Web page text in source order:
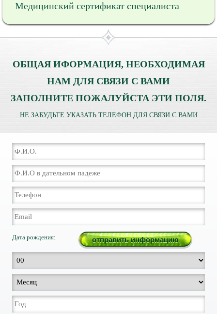
Медицинский сертификат специалиста
ОБЩАЯ ИФОРМАЦИЯ, НЕОБХОДИМАЯ
НАМ ДЛЯ СВЯЗИ С ВАМИ
ЗАПОЛНИТЕ ПОЖАЛУЙСТА ЭТИ ПОЛЯ.
НЕ ЗАБУДЬТЕ УКАЗАТЬ ТЕЛЕФОН ДЛЯ СВЯЗИ С ВАМИ
Дата рождения: